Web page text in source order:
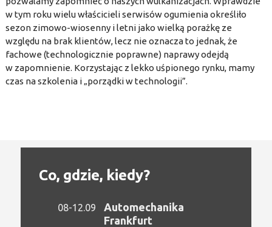
w tym roku wielu właścicieli serwisów ogumienia określiło
sezon zimowo-wiosenny i letni jako wielką porażkę ze
względu na brak klientów, lecz nie oznacza to jednak, że
fachowe (technologicznie poprawne) naprawy odejdą
w zapomnienie. Korzystając z lekko uśpionego rynku, mamy
czas na szkolenia i „porządki w technologii”.
Co, gdzie, kiedy?
08-12.09
Automechanika
Frankfurt